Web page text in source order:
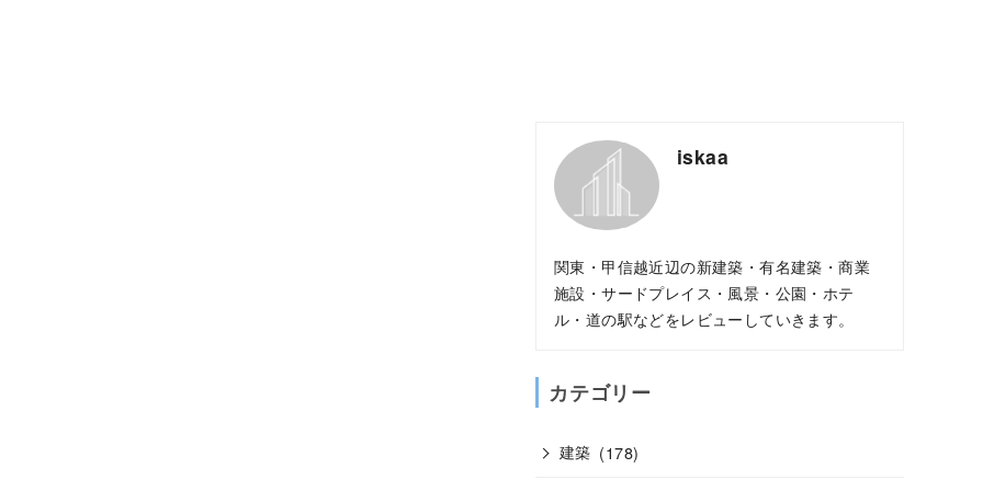
iskaa
関東・甲信越近辺の新建築・有名建築・商業
施設・サードプレイス・風景・公園・ホテ
ル・道の駅などをレビューしていきます。
カテゴリー
建築 (178)